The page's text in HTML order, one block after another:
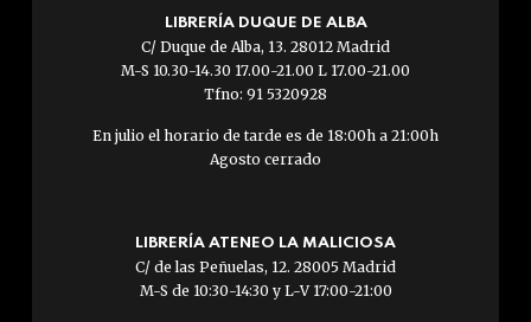
LIBRERÍA DUQUE DE ALBA
C/ Duque de Alba, 13. 28012 Madrid
M-S 10.30-14.30 17.00-21.00 L 17.00-21.00
Tfno: 91 5320928
En julio el horario de tarde es de 18:00h a 21:00h
Agosto cerrado
LIBRERÍA ATENEO LA MALICIOSA
C/ de las Peñuelas, 12. 28005 Madrid
M-S de 10:30-14:30 y L-V 17:00-21:00